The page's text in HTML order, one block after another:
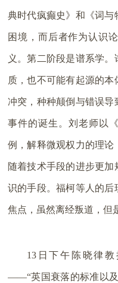
典时代疯癫史》和《词与
困境，而后者作为认识
义。第二阶段是谱系学
质，也不可能有起源的
冲突，种种颠倒与错误导
事件的诞生。刘老师以
例，解释微观权力的理论
随着技术手段的进步更
识的手段。福柯等人的后
焦点，虽然离经叛道，但
13日下午陈晓律
——“英国衰落的标准以